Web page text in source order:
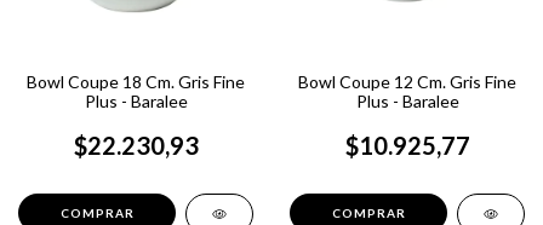
Bowl Coupe 18 Cm. Gris Fine
Plus - Baralee
$22.230,93
Bowl Coupe 12 Cm. Gris Fine
Plus - Baralee
$10.925,77